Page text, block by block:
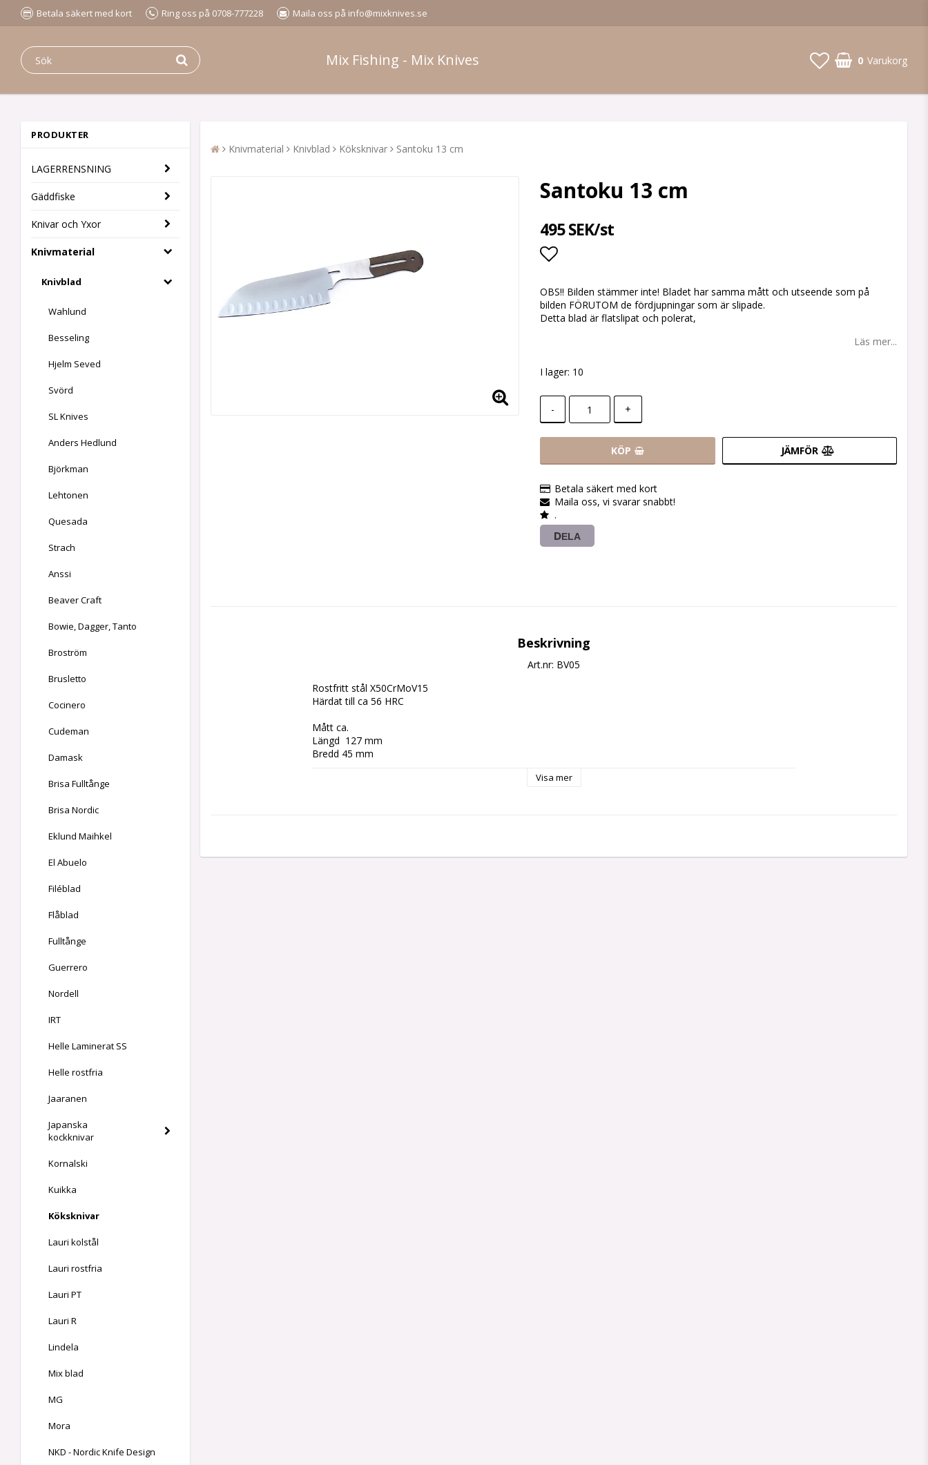
Betala säkert med kort Ring oss på 0708-777228 Maila oss på info@mixknives.se
Mix Fishing - Mix Knives 0 Varukorg
PRODUKTER
LAGERRENSNING
Gäddfiske
Knivar och Yxor
Knivmaterial
Knivblad
Wahlund
Besseling
Hjelm Seved
Svörd
SL Knives
Anders Hedlund
Björkman
Lehtonen
Quesada
Strach
Anssi
Beaver Craft
Bowie, Dagger, Tanto
Broström
Brusletto
Cocinero
Cudeman
Damask
Brisa Fulltånge
Brisa Nordic
Eklund Maihkel
El Abuelo
Filéblad
Flåblad
Fulltånge
Guerrero
Nordell
IRT
Helle Laminerat SS
Helle rostfria
Jaaranen
Japanska
kockknivar
Kornalski
Kuikka
Köksknivar
Lauri kolstål
Lauri rostfria
Lauri PT
Lauri R
Lindela
Mix blad
MG
Mora
NKD - Nordic Knife Design
Knivmaterial Knivblad Köksknivar Santoku 13 cm
Santoku 13 cm
495 SEK/st
OBS!! Bilden stämmer inte! Bladet har samma mått och utseende som på
bilden FÖRUTOM de fördjupningar som är slipade.
Detta blad är flatslipat och polerat,
Läs mer...
I lager: 10
- +
KÖP JÄMFÖR
Betala säkert med kort
Maila oss, vi svarar snabbt!
.
DELA
Beskrivning
Art.nr: BV05
Rostfritt stål X50CrMoV15
Härdat till ca 56 HRC
Mått ca.
Längd  127 mm
Bredd 45 mm
Visa mer